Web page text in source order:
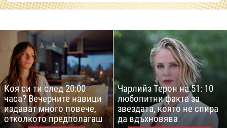
Коя си ти след 20:00
часа? Вечерните навици
издават много повече,
отколкото предполагаш
Чарлийз Терон на 51: 10
любопитни факта за
звездата, която не спира
да вдъхновява